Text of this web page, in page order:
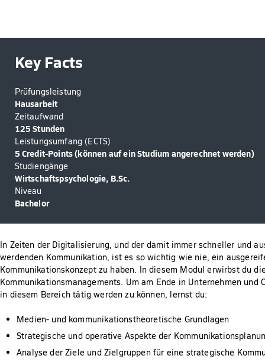
In Zeiten der Digitalisierung, und der damit immer schneller und
werdenden Kommunikation, ist es so wichtig wie nie, ein
Kommunikationskonzept zu haben. In diesem Modul erwirbst du
Kommunikationsmanagements. Um am Ende in Unternehmen und
in diesem Bereich tätig werden zu können, lernst du:
Medien- und kommunikationstheoretische Grundlagen
Strategische und operative Aspekte der
Analyse der Ziele und Zielgruppen für eine strategische
Key Facts
Prüfungsleistung
Hausarbeit
Zeitaufwand
125 Stunden
Leistungsumfang (ECTS)
5 Credit-Points (können auf ein Studium angerechnet werden)
Studiengänge
Wirtschaftspsychologie, B.Sc.
Niveau
Bachelor